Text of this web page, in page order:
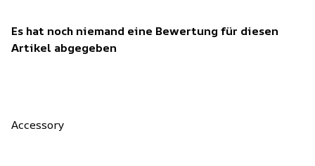
Es hat noch niemand eine Bewertung für diesen
Artikel abgegeben
Accessory